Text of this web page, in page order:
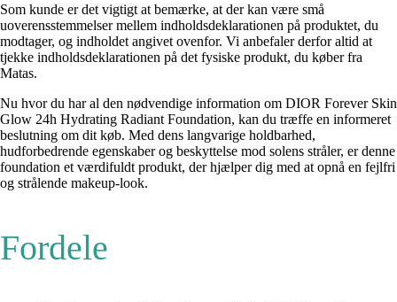
Som kunde er det vigtigt at bemærke, at der kan være små
uoverensstemmelser mellem indholdsdeklarationen på produktet, du
modtager, og indholdet angivet ovenfor. Vi anbefaler derfor altid at
tjekke indholdsdeklarationen på det fysiske produkt, du køber fra
Matas.
Nu hvor du har al den nødvendige information om DIOR Forever Skin
Glow 24h Hydrating Radiant Foundation, kan du træffe en informeret
beslutning om dit køb. Med dens langvarige holdbarhed,
hudforbedrende egenskaber og beskyttelse mod solens stråler, er denne
foundation et værdifuldt produkt, der hjælper dig med at opnå en fejlfri
og strålende makeup-look.
Fordele